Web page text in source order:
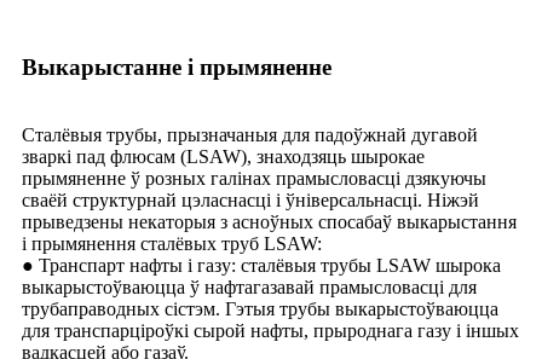
Выкарыстанне і прымяненне
Сталёвыя трубы, прызначаныя для падоўжнай дугавой
зваркі пад флюсам (LSAW), знаходзяць шырокае
прымяненне ў розных галінах прамысловасці дзякуючы
сваёй структурнай цэласнасці і ўніверсальнасці. Ніжэй
прыведзены некаторыя з асноўных спосабаў выкарыстання
і прымянення сталёвых труб LSAW:
● Транспарт нафты і газу: сталёвыя трубы LSAW шырока
выкарыстоўваюцца ў нафтагазавай прамысловасці для
трубаправодных сістэм. Гэтыя трубы выкарыстоўваюцца
для транспарціроўкі сырой нафты, прыроднага газу і іншых
вадкасцей або газаў.